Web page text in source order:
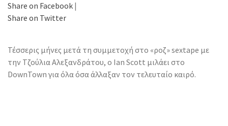
Share on Facebook |
Share on Twitter
Τέσσερις μήνες μετά τη συμμετοχή στo «ροζ» sextape με
την Τζούλια Αλεξανδράτου, ο Ian Scott μιλάει στο
DownTown για όλα όσα άλλαξαν τον τελευταίο καιρό.